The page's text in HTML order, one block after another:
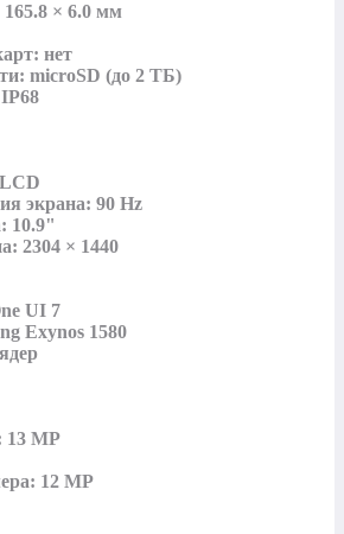
× 6.0 мм
нет
microSD (до 2 ТБ)
экрана: 90 Hz
10.9"
2304 × 1440
UI 7
Exynos 1580
13 MP
12 MP